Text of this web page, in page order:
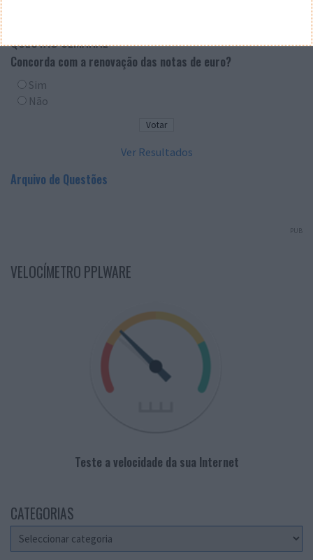
QUESTÃO SEMANAL
Concorda com a renovação das notas de euro?
Sim
Não
Ver Resultados
Arquivo de Questões
PUB
VELOCÍMETRO PPLWARE
Teste a velocidade da sua Internet
CATEGORIAS
Categorias